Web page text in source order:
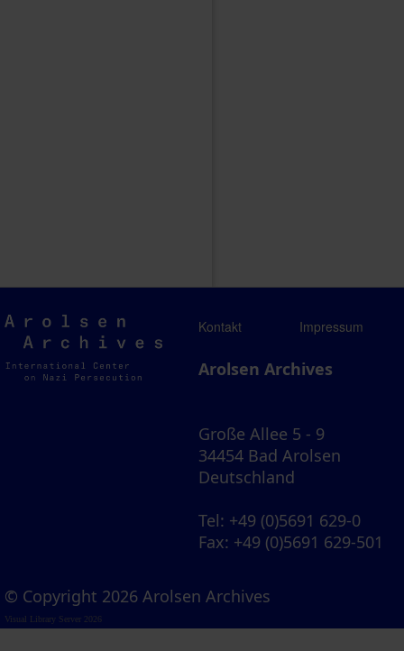
Arolsen
Archives
Kontakt Impressum
Arolsen Archives
Große Allee 5 - 9
34454 Bad Arolsen
Deutschland
Tel: +49 (0)5691 629-0
Fax: +49 (0)5691 629-501
© Copyright 2026 Arolsen Archives
Visual Library Server 2026